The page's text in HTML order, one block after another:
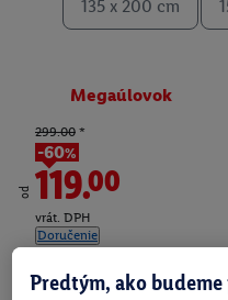
135 x 200 cm
Megaúlovok
od
299.00 *
-60%
119.00
vrát. DPH
Doručenie
Predtým, ako